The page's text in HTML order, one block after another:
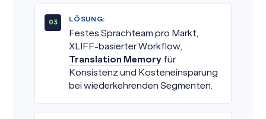
LÖSUNG:
Festes Sprachteam pro Markt,
XLIFF-basierter Workflow,
Translation Memory für
Konsistenz und Kosteneinsparung
bei wiederkehrenden Segmenten.